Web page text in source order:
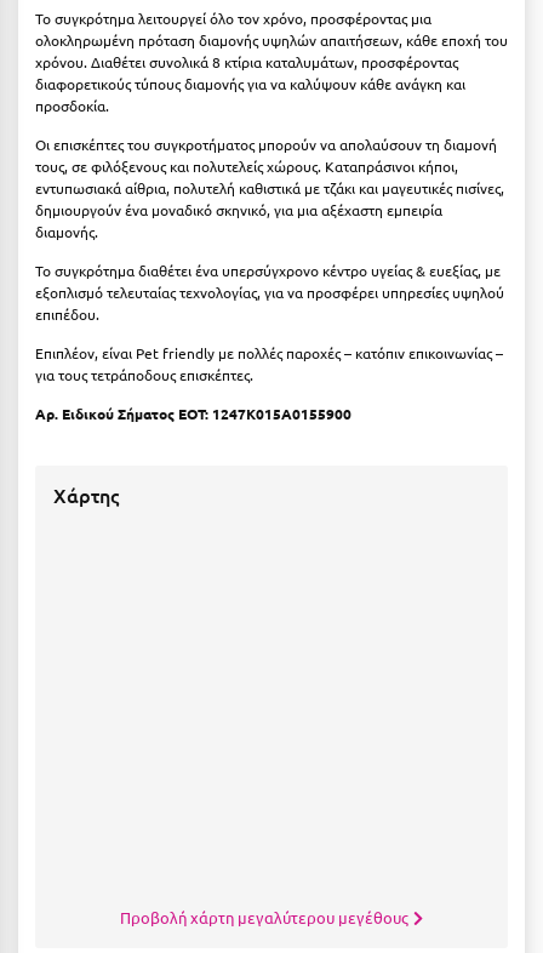
Ν
Νάξος
Νάουσα
Ναυπακτία
Ναύπλιο
Νέα Στύρα Εύβοιας
Νέοι Πόροι Πιερίας
Παράλιο Άστρος
Το συγκρότημα λειτουργεί όλο τον χρόνο, προσφέροντας μια
ολοκληρωμένη πρόταση διαμονής υψηλών απαιτήσεων, κάθε εποχή του
χρόνου. Διαθέτει συνολικά 8 κτίρια καταλυμάτων, προσφέροντας
διαφορετικούς τύπους διαμονής για να καλύψουν κάθε ανάγκη και
προσδοκία.
Οι επισκέπτες του συγκροτήματος μπορούν να απολαύσουν τη διαμονή
τους, σε φιλόξενους και πολυτελείς χώρους. Καταπράσινοι κήποι,
εντυπωσιακά αίθρια, πολυτελή καθιστικά με τζάκι και μαγευτικές πισίνες,
δημιουργούν ένα μοναδικό σκηνικό, για μια αξέχαστη εμπειρία
διαμονής.
Το συγκρότημα διαθέτει ένα υπερσύγχρονο κέντρο υγείας & ευεξίας, με
εξοπλισμό τελευταίας τεχνολογίας, για να προσφέρει υπηρεσίες υψηλού
επιπέδου.
Επιπλέον, είναι Pet friendly με πολλές παροχές – κατόπιν επικοινωνίας –
για τους τετράποδους επισκέπτες.
Αρ. Ειδικού Σήματος ΕΟΤ: 1247K015A0155900
Χάρτης
Προβολή χάρτη μεγαλύτερου μεγέθους